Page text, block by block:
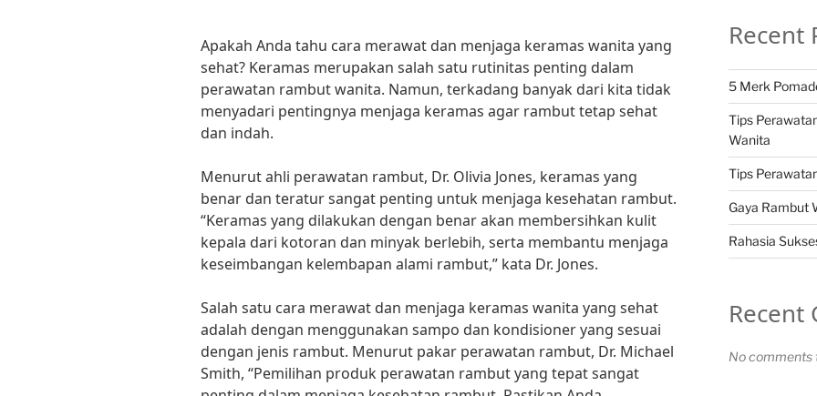
Apakah Anda tahu cara merawat dan menjaga keramas wanita yang
sehat? Keramas merupakan salah satu rutinitas penting dalam
perawatan rambut wanita. Namun, terkadang banyak dari kita tidak
menyadari pentingnya menjaga keramas agar rambut tetap sehat
dan indah.
Menurut ahli perawatan rambut, Dr. Olivia Jones, keramas yang
benar dan teratur sangat penting untuk menjaga kesehatan rambut.
“Keramas yang dilakukan dengan benar akan membersihkan kulit
kepala dari kotoran dan minyak berlebih, serta membantu menjaga
keseimbangan kelembapan alami rambut,” kata Dr. Jones.
Salah satu cara merawat dan menjaga keramas wanita yang sehat
adalah dengan menggunakan sampo dan kondisioner yang sesuai
dengan jenis rambut. Menurut pakar perawatan rambut, Dr. Michael
Smith, “Pemilihan produk perawatan rambut yang tepat sangat
Recent
5 Merk
Tips
Wanita
Tips
Gaya Rambut
Rahasia
Recent
No comments